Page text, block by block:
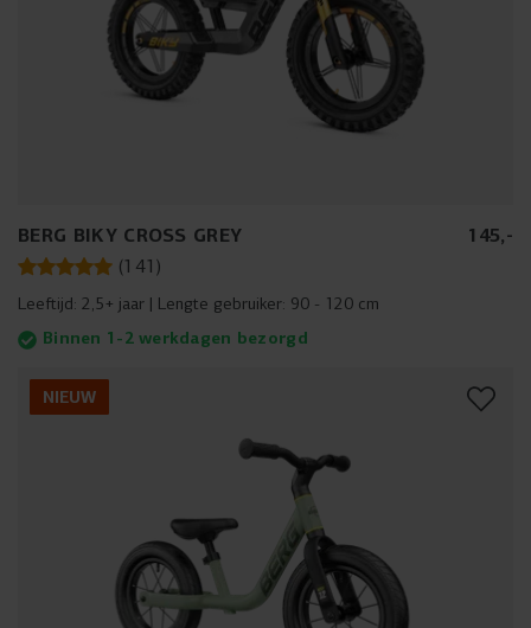
BERG BIKY CROSS GREY 145,-
(141)
Leeftijd: 2,5+ jaar Lengte gebruiker: 90 - 120 cm
Binnen 1-2 werkdagen bezorgd
NIEUW